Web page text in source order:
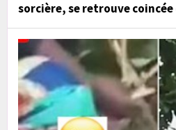
sorcière, se retrouve